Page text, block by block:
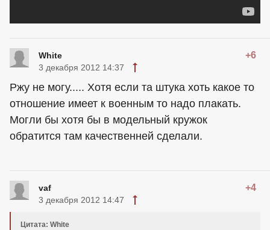
White +6
3 декабря 2012 14:37
Ржу не могу..... Хотя если та штука хоть какое то
отношение имеет к военным то надо плакать.
Могли бы хотя бы в модельный кружок
обратится там качественней сделали.
vaf +4
3 декабря 2012 14:47
Цитата: White